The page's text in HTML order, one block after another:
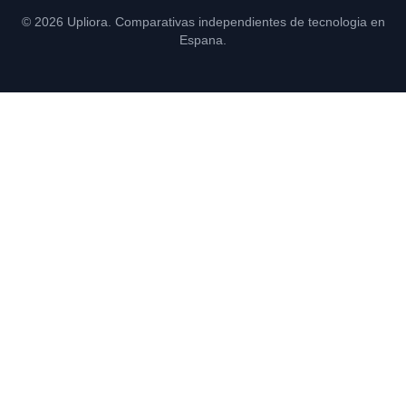
© 2026 Upliora. Comparativas independientes de tecnologia en
Espana.